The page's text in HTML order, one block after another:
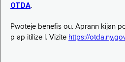
OTDA.
Pwoteje benefis ou. Aprann kijan
p ap itilize l. Vizite https://